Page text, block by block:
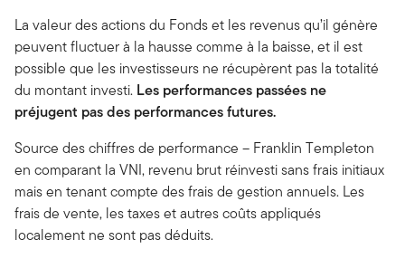
La valeur des actions du Fonds et les revenus qu’il génère
peuvent fluctuer à la hausse comme à la baisse, et il est
possible que les investisseurs ne récupèrent pas la totalité
du montant investi. Les performances passées ne
préjugent pas des performances futures.
Source des chiffres de performance – Franklin Templeton
en comparant la VNI, revenu brut réinvesti sans frais initiaux
mais en tenant compte des frais de gestion annuels. Les
frais de vente, les taxes et autres coûts appliqués
localement ne sont pas déduits.